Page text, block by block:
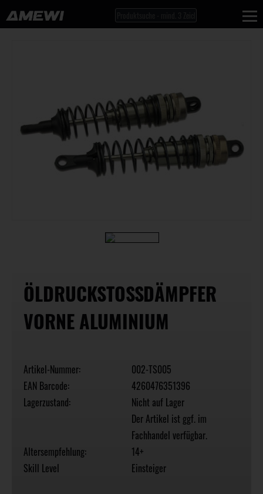
ÖLDRUCKSTOSSDÄMPFER V
ORNE ALUMINIUM
Artikel-Nummer:
002-TS005
EAN Barcode:
4260476351396
Lagerzustand:
Nicht auf Lager
Der Artikel ist ggf. im
Fachhandel verfügbar.
Altersempfehlung:
14+
Skill Level
Einsteiger